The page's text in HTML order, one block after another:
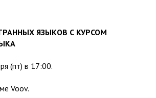
ЯЗЫКОВ С КУРСОМ
(пт) в 17:00.
Voov.